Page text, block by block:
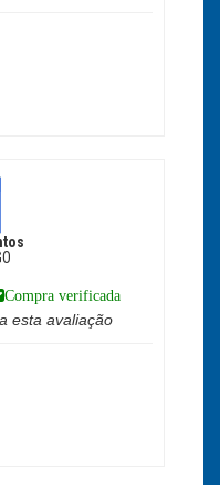
Compra verificada
esta avaliação